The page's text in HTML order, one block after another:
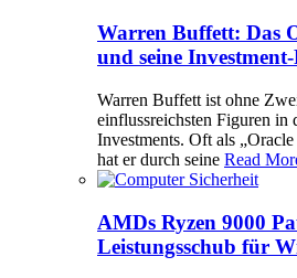
Warren Buffett: Das
und seine
Warren Buffett ist ohne
einflussreichsten Figuren in
Investments. Oft als
hat er durch seine Read
AMDs Ryzen 9000
Leistungsschub für